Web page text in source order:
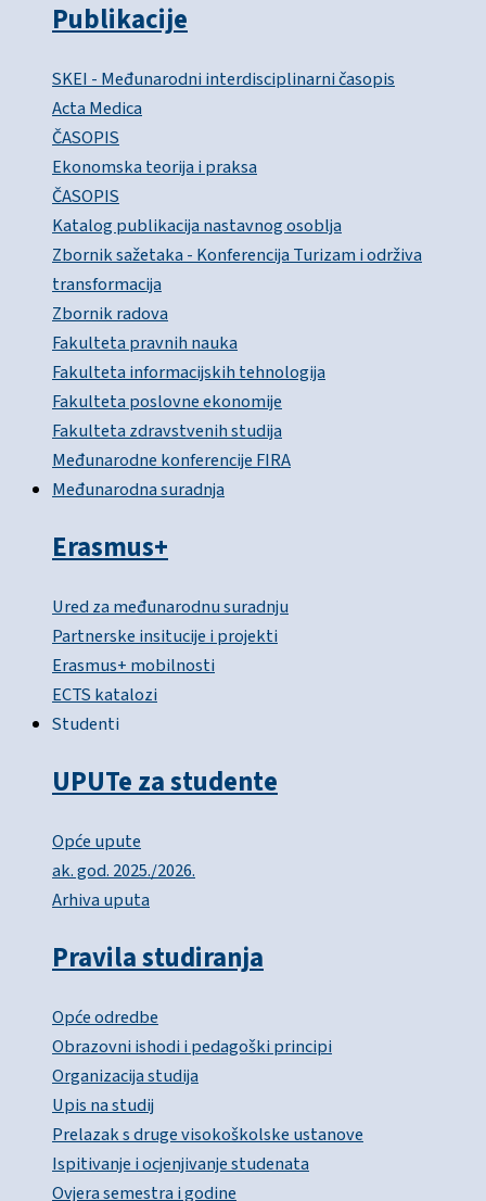
Publikacije
SKEI - Međunarodni interdisciplinarni časopis
Acta Medica
ČASOPIS
Ekonomska teorija i praksa
ČASOPIS
Katalog publikacija nastavnog osoblja
Zbornik sažetaka - Konferencija Turizam i održiva
transformacija
Zbornik radova
Fakulteta pravnih nauka
Fakulteta informacijskih tehnologija
Fakulteta poslovne ekonomije
Fakulteta zdravstvenih studija
Međunarodne konferencije FIRA
Međunarodna suradnja
Erasmus+
Ured za međunarodnu suradnju
Partnerske insitucije i projekti
Erasmus+ mobilnosti
ECTS katalozi
Studenti
UPUTe za studente
Opće upute
ak. god. 2025./2026.
Arhiva uputa
Pravila studiranja
Opće odredbe
Obrazovni ishodi i pedagoški principi
Organizacija studija
Upis na studij
Prelazak s druge visokoškolske ustanove
Ispitivanje i ocjenjivanje studenata
Ovjera semestra i godine